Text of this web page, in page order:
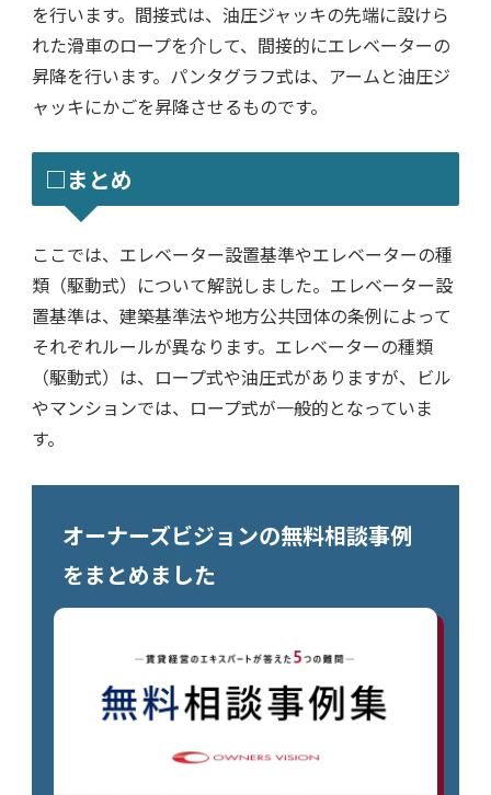
を行います。間接式は、油圧ジャッキの先端に設けら
れた滑車のロープを介して、間接的にエレベーターの
昇降を行います。パンタグラフ式は、アームと油圧ジ
ャッキにかごを昇降させるものです。
□まとめ
ここでは、エレベーター設置基準やエレベーターの種
類（駆動式）について解説しました。エレベーター設
置基準は、建築基準法や地方公共団体の条例によって
それぞれルールが異なります。エレベーターの種類
（駆動式）は、ロープ式や油圧式がありますが、ビル
やマンションでは、ロープ式が一般的となっていま
す。
オーナーズビジョンの無料相談事例
をまとめました